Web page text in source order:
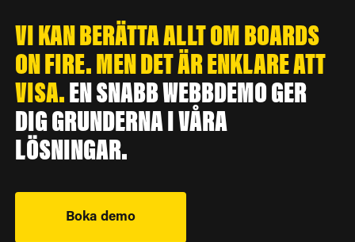
VI KAN BERÄTTA ALLT OM BOARDS
ON FIRE. MEN DET ÄR ENKLARE ATT
VISA.EN SNABB WEBBDEMO GER
DIG GRUNDERNA I VÅRA
LÖSNINGAR.
Boka demo